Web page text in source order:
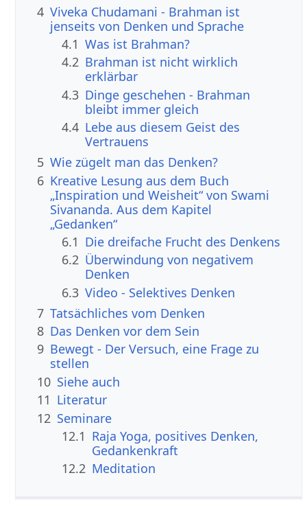
4 Viveka Chudamani - Brahman ist
jenseits von Denken und Sprache
4.1 Was ist Brahman?
4.2 Brahman ist nicht wirklich
erklärbar
4.3 Dinge geschehen - Brahman
bleibt immer gleich
4.4 Lebe aus diesem Geist des
Vertrauens
5 Wie zügelt man das Denken?
6 Kreative Lesung aus dem Buch
„Inspiration und Weisheit“ von Swami
Sivananda. Aus dem Kapitel
„Gedanken“
6.1 Die dreifache Frucht des Denkens
6.2 Überwindung von negativem
Denken
6.3 Video - Selektives Denken
7 Tatsächliches vom Denken
8 Das Denken vor dem Sein
9 Bewegt - Der Versuch, eine Frage zu
stellen
10 Siehe auch
11 Literatur
12 Seminare
12.1 Raja Yoga, positives Denken,
Gedankenkraft
12.2 Meditation